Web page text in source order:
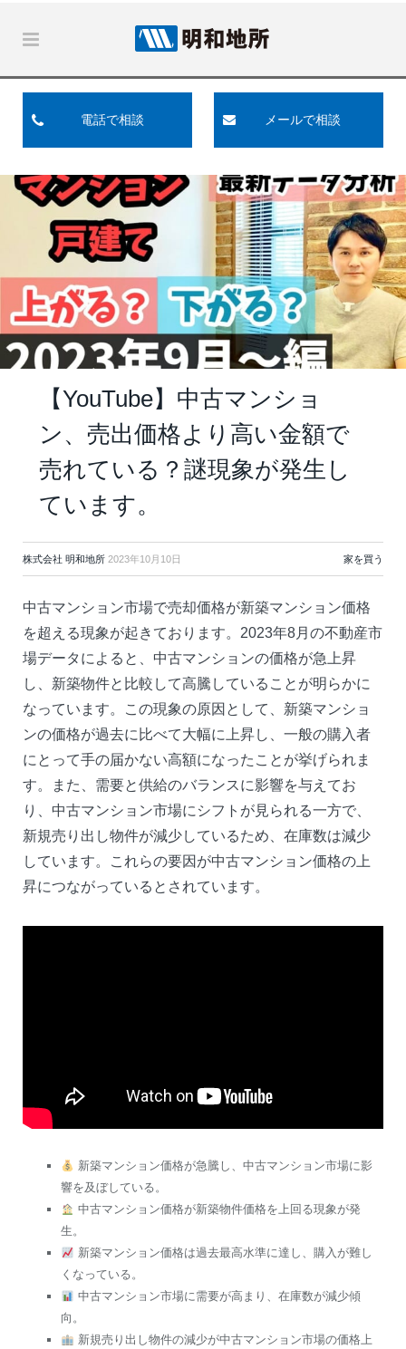
電話で相談 メールで相談
【YouTube】中古マンショ
ン、売出価格より高い金額で
売れている？謎現象が発生し
ています。
株式会社 明和地所 2023年10月10日 家を買う
中古マンション市場で売却価格が新築マンション価格
を超える現象が起きております。2023年8月の不動産市
場データによると、中古マンションの価格が急上昇
し、新築物件と比較して高騰していることが明らかに
なっています。この現象の原因として、新築マンショ
ンの価格が過去に比べて大幅に上昇し、一般の購入者
にとって手の届かない高額になったことが挙げられま
す。また、需要と供給のバランスに影響を与えてお
り、中古マンション市場にシフトが見られる一方で、
新規売り出し物件が減少しているため、在庫数は減少
しています。これらの要因が中古マンション価格の上
昇につながっているとされています。
新築マンション価格が急騰し、中古マンション市場に影
響を及ぼしている。
中古マンション価格が新築物件価格を上回る現象が発
生。
新築マンション価格は過去最高水準に達し、購入が難し
くなっている。
中古マンション市場に需要が高まり、在庫数が減少傾
向。
新規売り出し物件の減少が中古マンション市場の価格上